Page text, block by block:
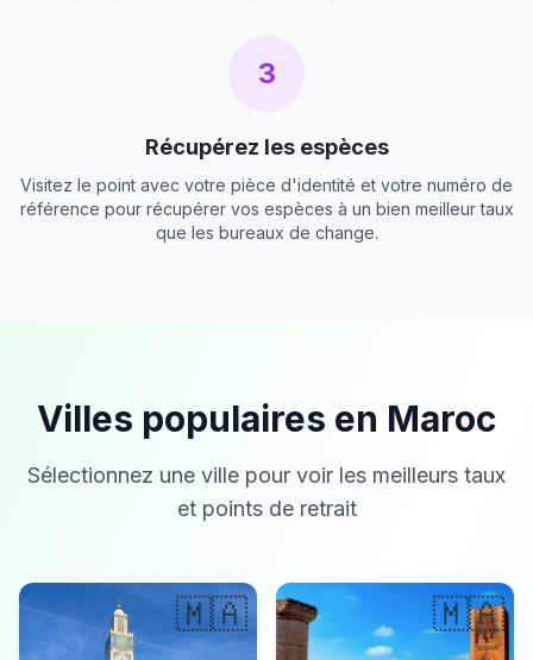
3
Récupérez les espèces
Visitez le point avec votre pièce d'identité et votre numéro de
référence pour récupérer vos espèces à un bien meilleur taux
que les bureaux de change.
Villes populaires en Maroc
Sélectionnez une ville pour voir les meilleurs taux
et points de retrait
🇲🇦 🇲🇦